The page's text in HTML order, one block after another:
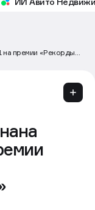
ИИ Авито
премии «Рекорды